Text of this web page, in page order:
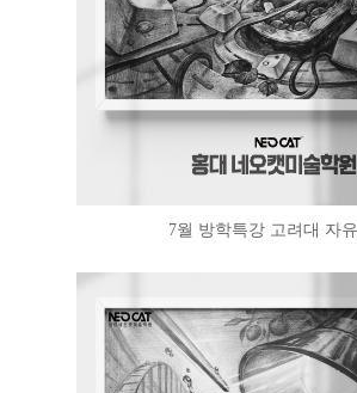
7월 방학특강 고려대 자유..